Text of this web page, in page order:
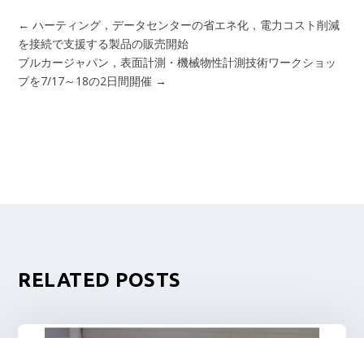
←ハーティング，データセンターの省エネ化，電力コスト削減
を接続で支援する製品の販売開始
ブルカージャパン，表面計測・機械物性計測技術ワークショッ
プを7/17～18の2日間開催 →
RELATED POSTS